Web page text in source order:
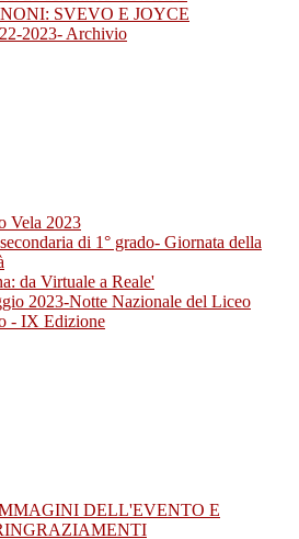
SVEVO E JOYCE
2023- Archivio
Vela 2023
di 1° grado- Giornata della
da Virtuale a Reale'
2023-Notte Nazionale del Liceo
- IX Edizione
DELL'EVENTO E